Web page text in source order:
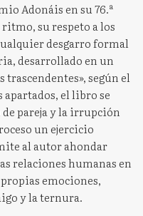
Adonáis en su 76.ª
su respeto a los
desgarro formal
desarrollado en un
según el
el libro se
pareja y la irrupción
un ejercicio
al autor ahondar
relaciones humanas en
emociones,
y la ternura.